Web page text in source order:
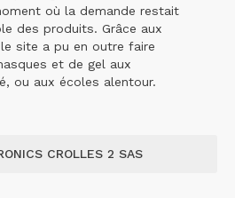
où la demande restait
des produits. Grâce aux
site a pu en outre faire
et de gel aux
ou aux écoles alentour.
CROLLES 2 SAS